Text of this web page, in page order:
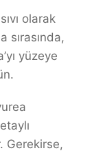
olarak
sırasında,
yüzeye
Gerekirse,